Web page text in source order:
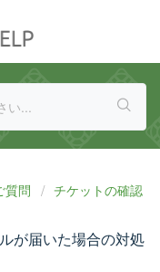
質問
チケットの確認
が届いた場合の対処